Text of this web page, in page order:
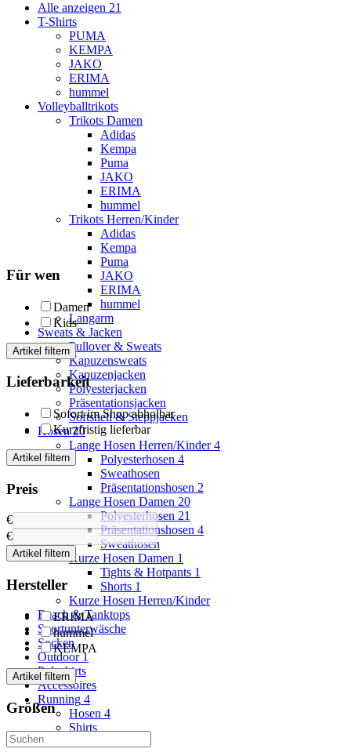
Alle anzeigen 21
T-Shirts
PUMA
KEMPA
JAKO
ERIMA
hummel
Volleyballtrikots
Trikots Damen
Adidas
Kempa
Puma
JAKO
ERIMA
hummel
Trikots Herren/Kinder
Adidas
Kempa
Puma
JAKO
ERIMA
hummel
Langarm
Sweats & Jacken
Pullover & Sweats
Kapuzensweats
Kapuzenjacken
Polyesterjacken
Präsentationsjacken
Softshell & Steppjacken
Hosen 20
Lange Hosen Herren/Kinder 4
Polyesterhosen 4
Sweathosen
Präsentationshosen 2
Lange Hosen Damen 20
Polyesterhosen 21
Präsentationshosen 4
Sweathosen
Kurze Hosen Damen 1
Tights & Hotpants 1
Shorts 1
Kurze Hosen Herren/Kinder
Beach & Tanktops
Sportunterwäsche
Socken
Outdoor 1
Poloshirts
Accessoires
Running 4
Hosen 4
Shirts
Für wen
Damen
Kids
Artikel filtern
Lieferbarkeit
Sofort im Shop abholbar
Kurzfristig lieferbar
Artikel filtern
Preis
€
€
Artikel filtern
Hersteller
ERIMA
hummel
KEMPA
Artikel filtern
Größen